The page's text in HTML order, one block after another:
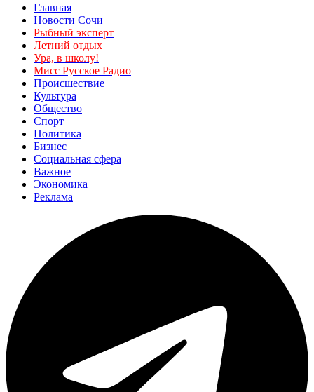
Главная
Новости Сочи
Рыбный эксперт
Летний отдых
Ура, в школу!
Мисс Русское Радио
Происшествие
Культура
Общество
Спорт
Политика
Бизнес
Социальная сфера
Важное
Экономика
Реклама